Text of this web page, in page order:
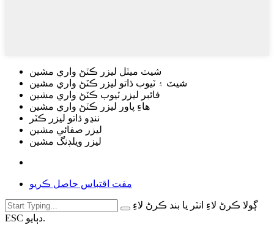
شيٽ ميٽل ليزر ڪٽڻ واري مشين
شيٽ ۽ ٽيوب ڌاتو ليزر ڪٽڻ واري مشين
فائبر ليزر ٽيوب ڪٽڻ واري مشين
هاءِ پاور ليزر ڪٽڻ واري مشين
ننڍو ڌاتو ليزر ڪٽر
ليزر صفائي مشين
ليزر ويلڊنگ مشين
مفت اقتباس حاصل ڪريو
ڳولا ڪرڻ لاءِ انٽر يا بند ڪرڻ لاءِ
ESC دٻايو.